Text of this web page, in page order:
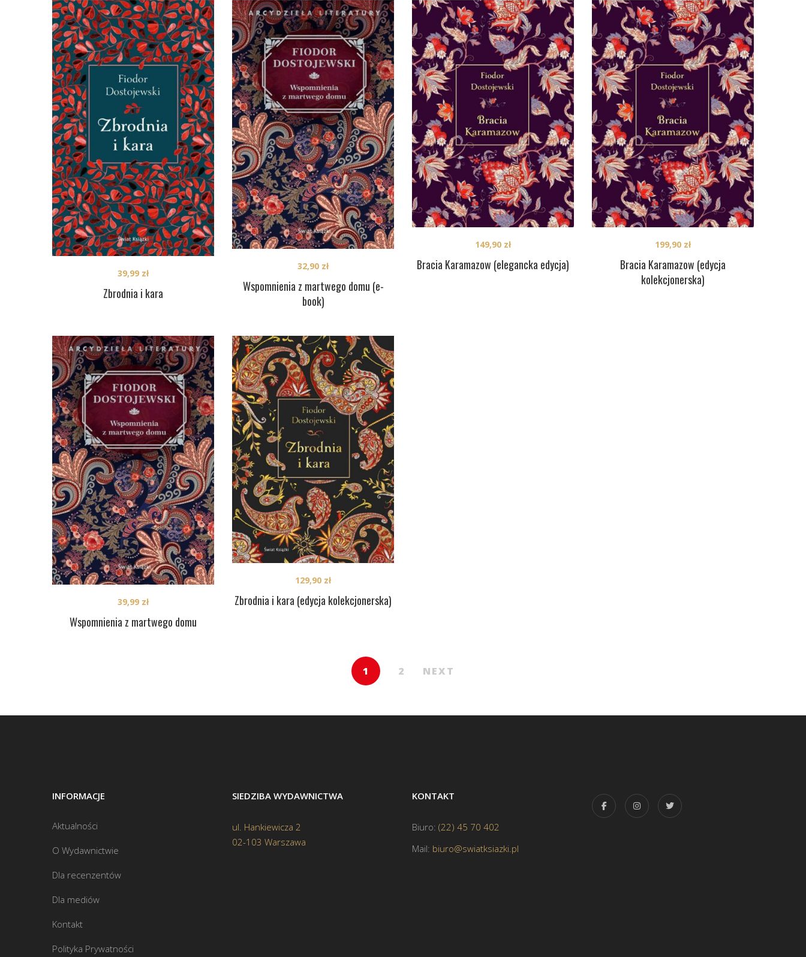
Zbrodnia i kara
39,99 zł
Wspomnienia z martwego domu (e-
book)
32,90 zł Bracia Karamazow (elegancka edycja)
149,90 zł
Bracia Karamazow (edycja
kolekcjonerska)
199,90 zł
Wspomnienia z martwego domu
39,99 zł Zbrodnia i kara (edycja kolekcjonerska)
129,90 zł
1 2 NEXT
INFORMACJE
Aktualności
O Wydawnictwie
Dla recenzentów
Dla mediów
Kontakt
Polityka Prywatności
SIEDZIBA WYDAWNICTWA
ul. Hankiewicza 2
02-103 Warszawa
KONTAKT
Biuro: (22) 45 70 402
Mail: biuro@swiatksiazki.pl